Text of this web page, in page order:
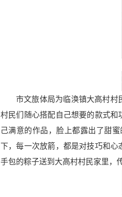
市文旅体局为临涣镇大高村村
村民们随心搭配自己想要的款式
己满意的作品，脸上都露出了甜
下，每一次放箭，都是对技巧和
手包的粽子送到大高村村民家里，